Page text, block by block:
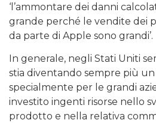
‘l’ammontare dei danni
grande perché le vendite dei
da parte di Apple sono grandi’.
In generale, negli Stati Uniti
stia diventando sempre più
specialmente per le grandi
investito ingenti risorse nello
prodotto e nella relativa